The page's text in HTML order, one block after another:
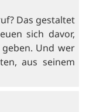
Das gestaltet
sich davor,
Und wer
aus seinem